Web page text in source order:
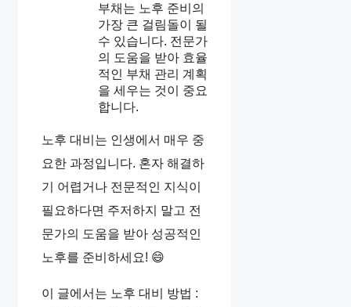
부채는 노후 준비의
가장 큰 걸림돌이 될
수 있습니다. 전문가
의 도움을 받아 효율
적인 부채 관리 계획
을 세우는 것이 중요
합니다.
노후 대비는 인생에서 매우 중
요한 과정입니다. 혼자 해결하
기 어렵거나 전문적인 지식이
필요하다면 주저하지 말고 전
문가의 도움을 받아 성공적인
노후를 준비하세요! 😄
이 글에서는 노후 대비 방법 :